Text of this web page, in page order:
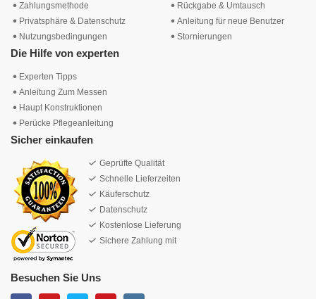
Zahlungsmethode
Privatsphäre & Datenschutz
Nutzungsbedingungen
Rückgabe & Umtausch
Anleitung für neue Benutzer
Stornierungen
Die Hilfe von experten
Experten Tipps
Anleitung Zum Messen
Haupt Konstruktionen
Perücke Pflegeanleitung
Sicher einkaufen
Geprüfte Qualität
Schnelle Lieferzeiten
Käuferschutz
Datenschutz
Kostenlose Lieferung
Sichere Zahlung mit
Besuchen Sie Uns